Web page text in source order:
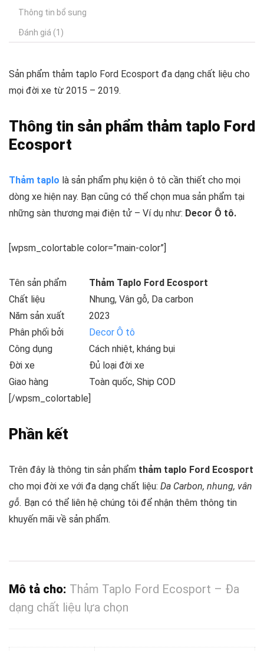
Thông tin bổ sung
Đánh giá (1)
Sản phẩm thảm taplo Ford Ecosport đa dạng chất liệu cho
mọi đời xe từ 2015 – 2019.
Thông tin sản phẩm thảm taplo Ford
Ecosport
Thảm taplo là sản phẩm phụ kiện ô tô cần thiết cho mọi
dòng xe hiện nay. Bạn cũng có thể chọn mua sản phẩm tại
những sàn thương mại điện tử – Ví dụ như: Decor Ô tô.
[wpsm_colortable color=”main-color”]
Tên sản phẩm
Thảm Taplo Ford Ecosport
Chất liệu
Nhung, Vân gỗ, Da carbon
Năm sản xuất
2023
Phân phối bởi
Decor Ô tô
Công dụng
Cách nhiệt, kháng bụi
Đời xe
Đủ loại đời xe
Giao hàng
Toàn quốc, Ship COD
[/wpsm_colortable]
Phần kết
Trên đây là thông tin sản phẩm thảm taplo Ford Ecosport
cho mọi đời xe với đa dạng chất liệu: Da Carbon, nhung, vân
gỗ. Bạn có thể liên hệ chúng tôi để nhận thêm thông tin
khuyến mãi về sản phẩm.
Mô tả cho: Thảm Taplo Ford Ecosport – Đa
dạng chất liệu lựa chọn